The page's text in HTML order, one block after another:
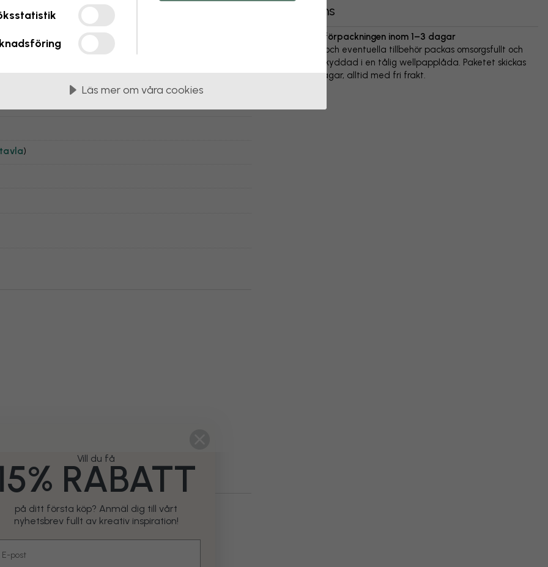
)
Barn Tonåringar Blå Tonårsrum
Leverans
Vi skickar förpackningen inom 1–3 dagar
Din poster och eventuella tillbehör packas omsorgsfullt och
levereras skyddad i en tålig wellpapplåda. Paketet skickas
inom 1-3 dagar, alltid med fri frakt.
Vill du få
RABATT
på ditt första köp? Anmäl dig till vårt
nyhetsbrev fullt av kreativ inspiration!
Läs mer om våra cookies